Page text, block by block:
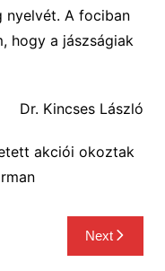
nyelvét. A fociban
hogy a jászságiak
Dr. Kincses László
akciói okoztak
Next